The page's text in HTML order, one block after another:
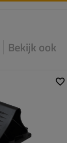
Bekijk ook